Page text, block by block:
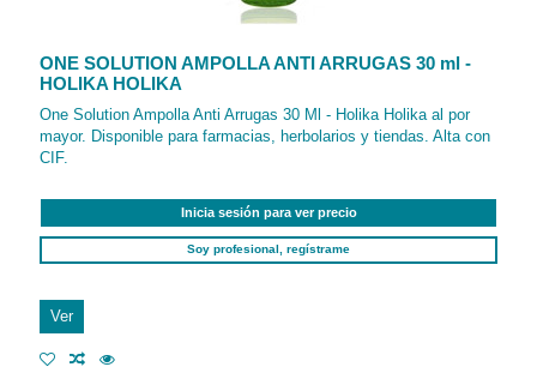
ONE SOLUTION AMPOLLA ANTI ARRUGAS 30 ml -
HOLIKA HOLIKA
One Solution Ampolla Anti Arrugas 30 Ml - Holika Holika al por
mayor. Disponible para farmacias, herbolarios y tiendas. Alta con
CIF.
Inicia sesión para ver precio
Soy profesional, regístrame
Ver